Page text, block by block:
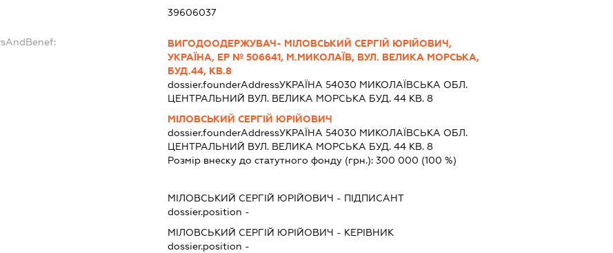
39606037
ВИГОДООДЕРЖУВАЧ- МІЛОВСЬКИЙ СЕРГІЙ ЮРІЙОВИЧ,
УКРАЇНА, ЕР № 506641, М.МИКОЛАЇВ, ВУЛ. ВЕЛИКА МОРСЬКА,
БУД.44, КВ.8
dossier.founderAddressУКРАЇНА 54030 МИКОЛАЇВСЬКА ОБЛ.
ЦЕНТРАЛЬНИЙ ВУЛ. ВЕЛИКА МОРСЬКА БУД. 44 КВ. 8
МІЛОВСЬКИЙ СЕРГІЙ ЮРІЙОВИЧ
dossier.founderAddressУКРАЇНА 54030 МИКОЛАЇВСЬКА ОБЛ.
ЦЕНТРАЛЬНИЙ ВУЛ. ВЕЛИКА МОРСЬКА БУД. 44 КВ. 8
Розмір внеску до статутного фонду (грн.): 300 000 (100 %)
МІЛОВСЬКИЙ СЕРГІЙ ЮРІЙОВИЧ - ПІДПИСАНТ
dossier.position -
МІЛОВСЬКИЙ СЕРГІЙ ЮРІЙОВИЧ - КЕРІВНИК
dossier.position -